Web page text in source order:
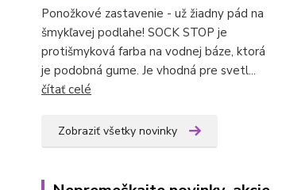
Ponožkové zastavenie - už žiadny pád na
šmykľavej podlahe! SOCK STOP je
protišmyková farba na vodnej báze, ktorá
je podobná gume. Je vhodná pre svetl...
čítať celé
Zobraziť všetky novinky